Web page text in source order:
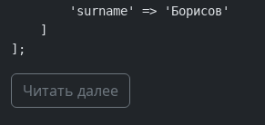
];
Читать далее